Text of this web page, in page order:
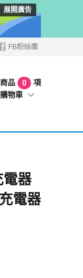
展開廣告
FB粉絲團
商品 0
項
購物車
器
電器